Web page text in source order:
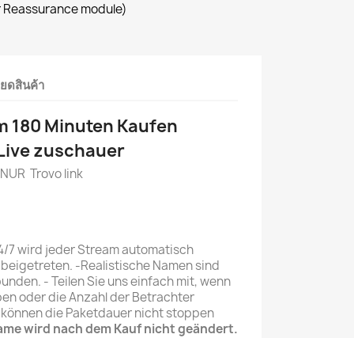
module)
ยดสินค้า
180 Minuten Kaufen
zuschauer
Trovo link
7 wird jeder Stream automatisch
beigetreten. -Realistische Namen sind
- Teilen Sie uns einfach mit, wenn
oder die Anzahl der Betrachter
die Paketdauer nicht stoppen
wird nach dem Kauf nicht geändert.